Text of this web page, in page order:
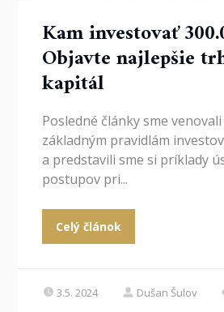
Kam investovať
Objavte najlepšie
kapitál
Posledné články sme
základným pravidlám
a predstavili sme si príklady
postupov pri...
Celý článok
3.5. 2024 Dušan Šulov